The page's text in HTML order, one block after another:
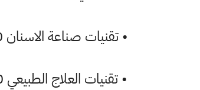
•تقنيات صناعة الاسنان 70
•تقنيات العلاج الطبيعي 70